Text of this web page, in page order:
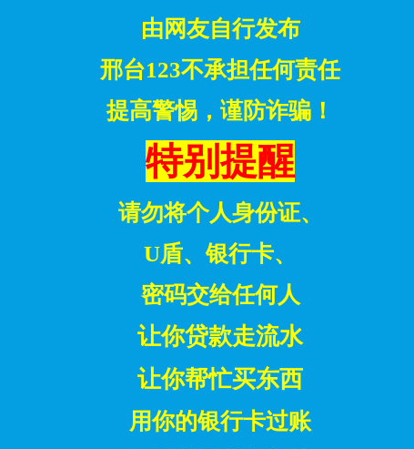
由网友自行发布
邢台123不承担任何责任
提高警惕，谨防诈骗！
特别提醒
请勿将个人身份证、
U盾、银行卡、
密码交给任何人
让你贷款走流水
让你帮忙买东西
用你的银行卡过账